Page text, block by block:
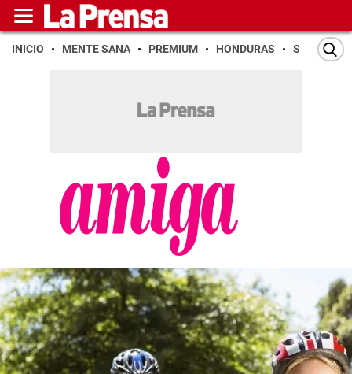
INICIO MENTE SANA PREMIUM HONDURAS SAN PEDRO